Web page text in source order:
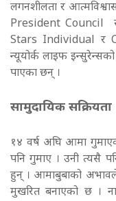
लगनशीलता र
President Council
Stars Individual र
न्यूयोर्क लाइफ
पाएका छन् ।
सामुदायिक सक्रियता
१४ वर्ष अघि आमा
पनि गुमाए । उनी त्यसै
हुन् । आमाबुबाको
मुखरित बनाएको छ ।